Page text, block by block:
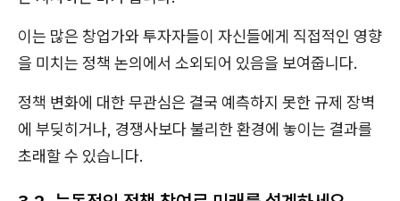
이는 많은 창업가와 투자자들이 자신들에게 직접적인 영향
을 미치는 정책 논의에서 소외되어 있음을 보여줍니다.
정책 변화에 대한 무관심은 결국 예측하지 못한 규제 장벽
에 부딪히거나, 경쟁사보다 불리한 환경에 놓이는 결과를
초래할 수 있습니다.